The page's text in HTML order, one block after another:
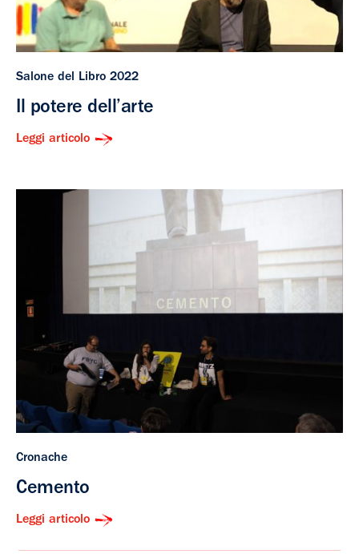
Salone del Libro 2022
Il potere dell’arte
Leggi articolo
Cronache
Cemento
Leggi articolo